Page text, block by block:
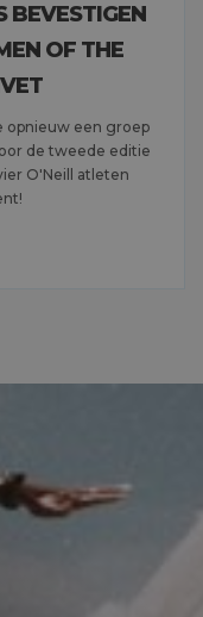
BEVESTIGEN
OF THE
opnieuw een groep
de tweede editie
O'Neill atleten